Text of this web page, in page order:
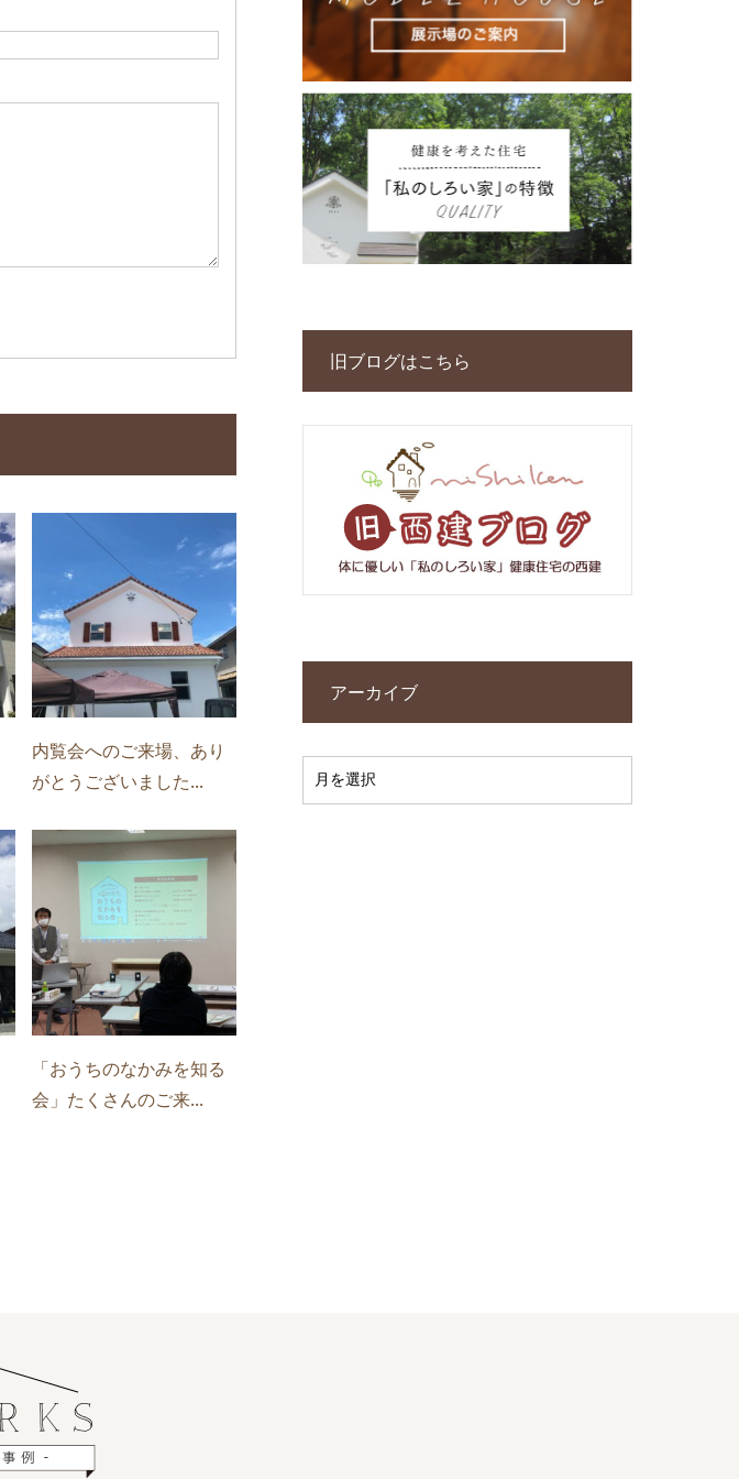
内覧会へのご来場、あり
がとうございました...
「おうちのなかみを知る
会」たくさんのご来...
旧ブログはこちら
アーカイブ